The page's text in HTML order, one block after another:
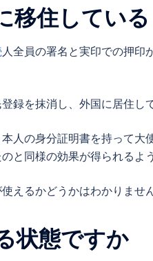
移住している
人全員の署名と実印での押印
録を抹消し、外国に居住し
本人の身分証明書を持って大
と同様の効果が得られるよ
えるかどうかはわかりませ
状態ですか